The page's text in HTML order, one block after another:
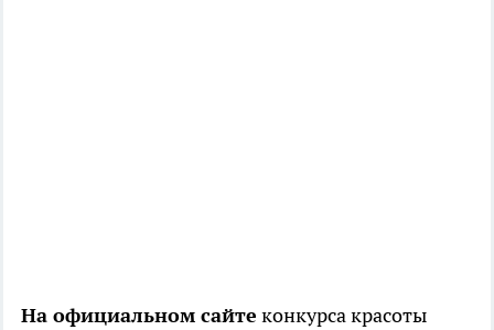
На официальном сайте конкурса красоты